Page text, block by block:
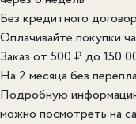
Без кредитного
Оплачивайте покупки
Заказ от 500 ₽ до 150
На 2 месяца без
Подробную
можно посмотреть на